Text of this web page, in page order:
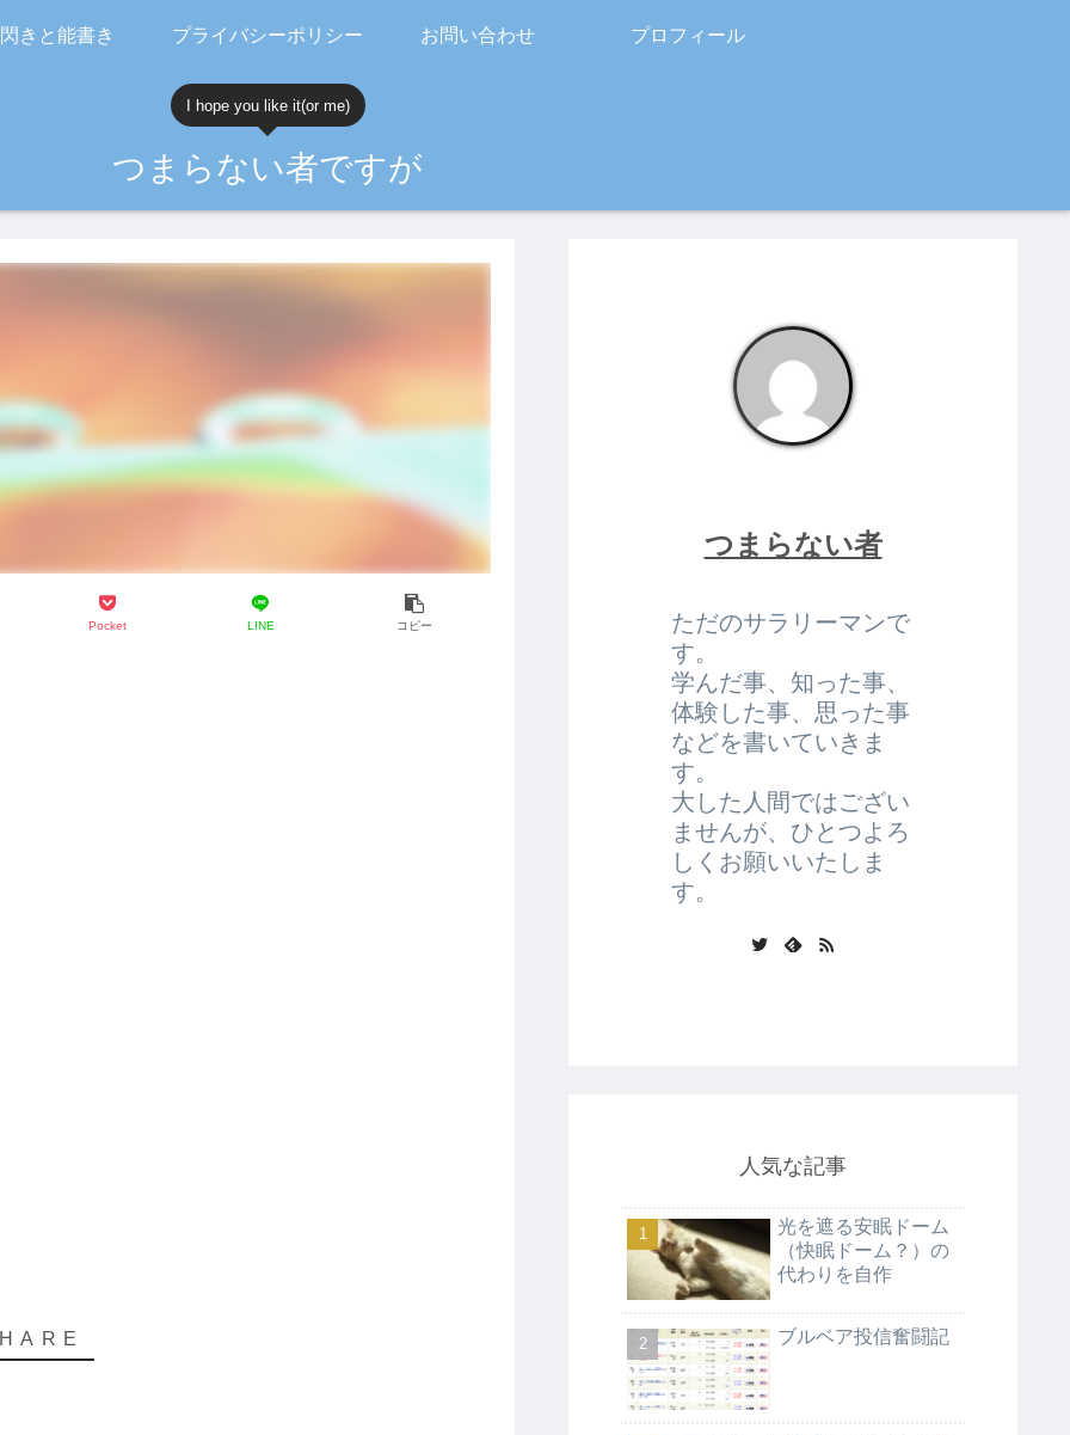
I hope you like it(or me)
つまらない者ですが
閃きと能書き プライバシーポリシー お問い合わせ プロフィール
Pocket LINE コピー
つまらない者
ただのサラリーマンで
す。
学んだ事、知った事、
体験した事、思った事
などを書いていきま
す。
大した人間ではござい
ませんが、ひとつよろ
しくお願いいたしま
す。
人気な記事
光を遮る安眠ドーム
（快眠ドーム？）の
代わりを自作
ブルベア投信奮闘記